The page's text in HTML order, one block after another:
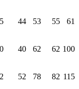
44 53 55 61
40 62 62 100
52 78 82 115